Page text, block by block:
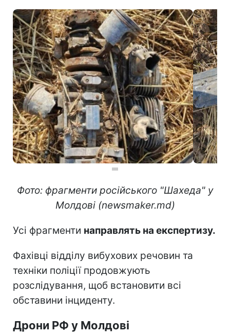
Фото: фрагменти російського "Шахеда" у
Молдові (newsmaker.md)
Усі фрагменти направлять на експертизу.
Фахівці відділу вибухових речовин та
техніки поліції продовжують
розслідування, щоб встановити всі
обставини інциденту.
Дрони РФ у Молдові